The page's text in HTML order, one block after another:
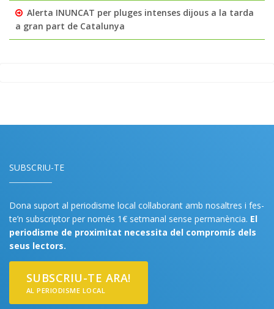
Alerta INUNCAT per pluges intenses dijous a la tarda
a gran part de Catalunya
SUBSCRIU-TE
Dona suport al periodisme local col·laborant amb nosaltres i fes-
te’n subscriptor per només 1€ setmanal sense permanència. El
periodisme de proximitat necessita del compromís dels
seus lectors.
SUBSCRIU-TE ARA!
AL PERIODISME LOCAL